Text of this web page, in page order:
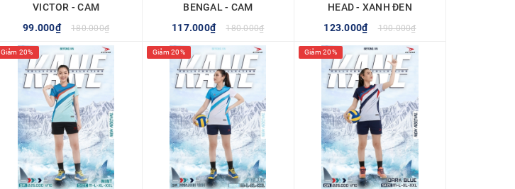
VICTOR - CAM
99.000₫
180.000₫
TÙY CHỌN
BENGAL - CAM
117.000₫
180.000₫
MUA NGAY
HEAD - XANH ĐEN
123.000₫
190.000₫
MUA NGAY
Giảm 20% Giảm 20% Giảm 20%